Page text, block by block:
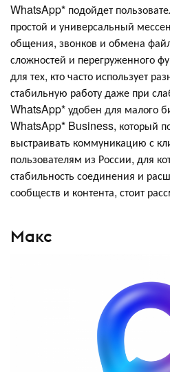
WhatsApp* подойдет
простой и универсальный
общения, звонков и обмена
сложностей и перегруженного
для тех, кто часто использует
стабильную работу даже при
WhatsApp* удобен для малого
WhatsApp* Business, который
выстраивать коммуникацию с
пользователям из России, для
стабильность соединения и
сообществ и контента, стоит
Макс